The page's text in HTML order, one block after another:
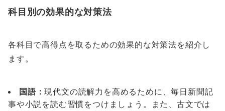
科目別の効果的な対策法
各科目で高得点を取るための効果的な対策法を紹介し
ます。
国語：現代文の読解力を高めるために、毎日新聞記
事や小説を読む習慣をつけましょう。また、古文では